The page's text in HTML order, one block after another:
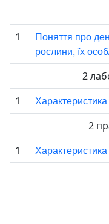
1
Поняття про
рослини, їх
2
1
Характеристика
2
1
Характеристика